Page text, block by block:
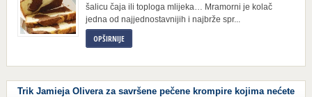
šalicu čaja ili toploga mlijeka… Mramorni je kolač
jedna od najjednostavnijih i najbrže spr...
OPŠIRNIJE
Trik Jamieja Olivera za savršene pečene krompire kojima nećete